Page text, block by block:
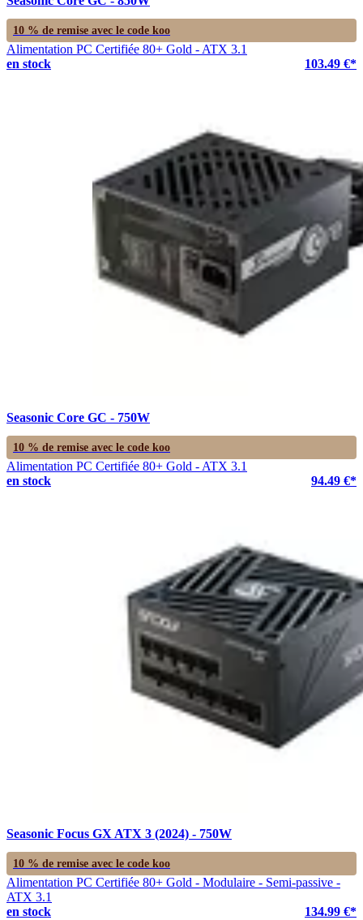
10 % de remise avec le code koo
Alimentation PC Certifiée 80+ Gold - ATX 3.1
en stock
103.49 €*
Seasonic Core GC - 750W
10 % de remise avec le code koo
Alimentation PC Certifiée 80+ Gold - ATX 3.1
en stock
94.49 €*
Seasonic Focus GX ATX 3 (2024) - 750W
10 % de remise avec le code koo
Alimentation PC Certifiée 80+ Gold - Modulaire - Semi-passive -
ATX 3.1
en stock
134.99 €*